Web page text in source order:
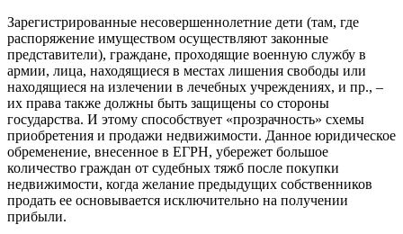
Зарегистрированные несовершеннолетние дети (там, где
распоряжение имуществом осуществляют законные
представители), граждане, проходящие военную службу в
армии, лица, находящиеся в местах лишения свободы или
находящиеся на излечении в лечебных учреждениях, и пр., –
их права также должны быть защищены со стороны
государства. И этому способствует «прозрачность» схемы
приобретения и продажи недвижимости. Данное юридическое
обременение, внесенное в ЕГРН, убережет большое
количество граждан от судебных тяжб после покупки
недвижимости, когда желание предыдущих собственников
продать ее основывается исключительно на получении
прибыли.